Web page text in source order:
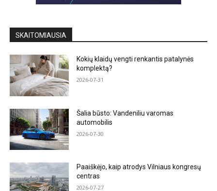
SKAITOMIAUSIA
Kokių klaidų vengti renkantis patalynės
komplektą?
2026-07-31
Šalia būsto: Vandeniliu varomas
automobilis
2026-07-30
Paaiškėjo, kaip atrodys Vilniaus kongresų
centras
2026-07-27